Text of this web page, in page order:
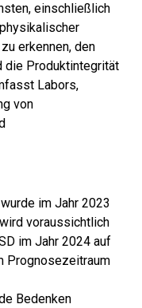
einschließlich
erkennen, den
die Produktintegrität
Labors,
von
im Jahr 2023
voraussichtlich
im Jahr 2024 auf
Prognosezeitraum
Bedenken